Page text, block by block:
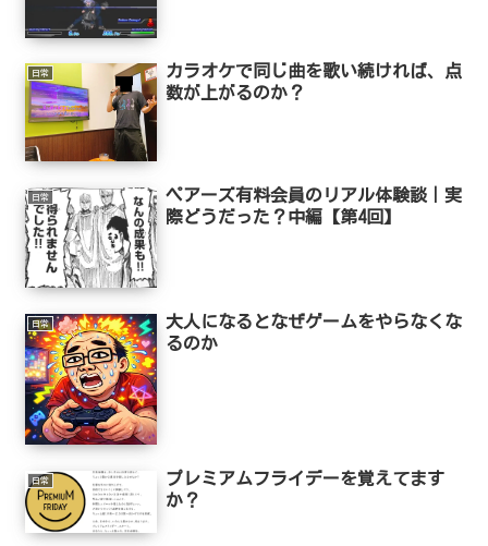
日常
カラオケで同じ曲を歌い続ければ、点
数が上がるのか？
日常
ペアーズ有料会員のリアル体験談｜実
際どうだった？中編【第4回】
日常
大人になるとなぜゲームをやらなくな
るのか
日常
プレミアムフライデーを覚えてます
か？